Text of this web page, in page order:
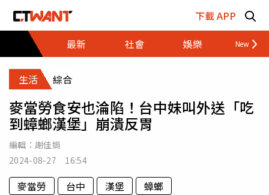
下載 APP
最新
社會 娛樂 財經
生活 綜合
麥當勞食安也淪陷！台中妹叫外送「吃
到蟑螂漢堡」崩潰反胃
編輯： 謝佳娟
2024-08-27 16:54
麥當勞 台中 漢堡 蟑螂